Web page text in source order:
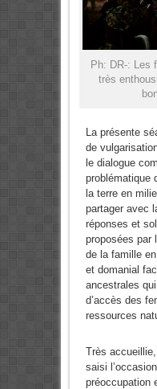
Ph: DR-: Les
très
La présente
de
le dialogue
problématique
la terre en
partager avec
réponses et
proposées par
de la famille
et domanial
ancestrales
d’accès des
ressources
Très
saisi
préoccupation